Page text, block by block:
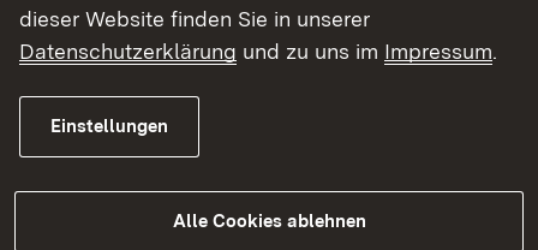
Die Straße verläuft – von Pfullingen kommend –
durch das Echaztal in Richtung Engstingen. Sie
führt in gewundener Führung unmittelbar durch
die dicht bebauten Ortslagen von Unterhausen
und Honau der Gemeinde Lichtenstein hindurch
und verläuft weiter mit Längsneigungen von bis
dieser Website finden Sie in unserer
Datenschutzerklärung und zu uns im Impressum.
Einstellungen
Alle Cookies ablehnen